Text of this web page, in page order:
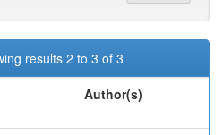
results 2 to 3 of 3
Author(s)